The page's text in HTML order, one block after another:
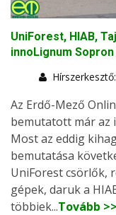
UniForest, HIAB,
innoLignum
Az Erdő-Mező
bemutatott már az
Most az eddig
bemutatása
UniForest csörlők,
gépek, daruk a
többiek...Tovább